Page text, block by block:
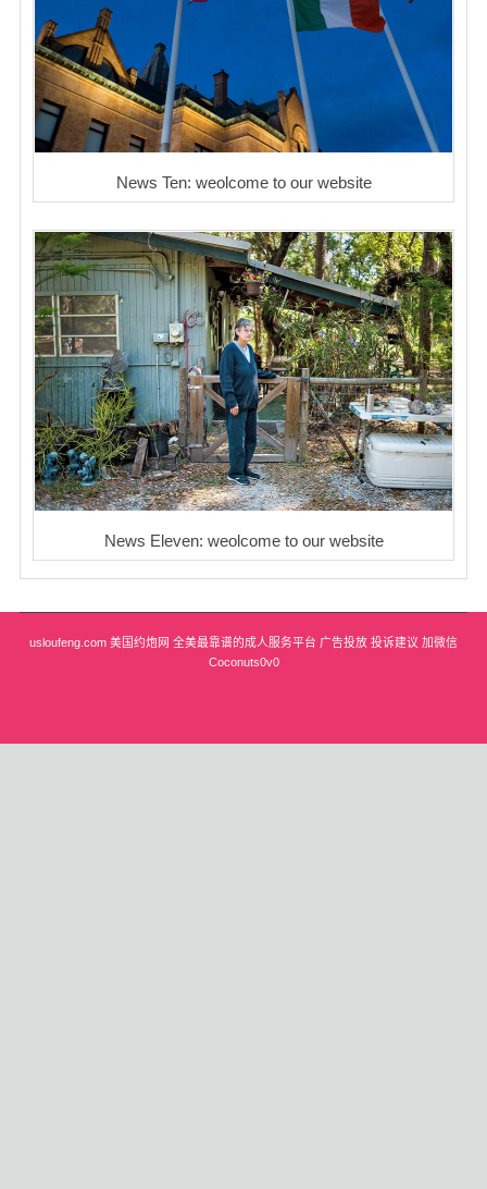
News Ten: weolcome to our website
News Eleven: weolcome to our website
usloufeng.com 美国约炮网 全美最靠谱的成人服务平台 广告投放 投诉建议 加微信
Coconuts0v0